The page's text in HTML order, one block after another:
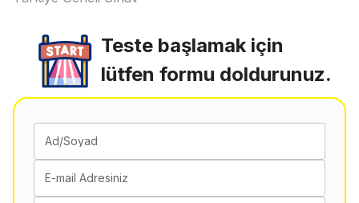
Teste başlamak için
lütfen formu doldurunuz.
Ad/Soyad
E-mail Adresiniz